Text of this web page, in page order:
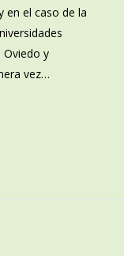
en el caso de la
Oviedo y
vez…